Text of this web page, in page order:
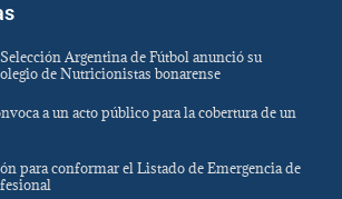
Argentina de Fútbol anunció su
de Nutricionistas bonarense
a un acto público para la cobertura de un
para conformar el Listado de Emergencia de